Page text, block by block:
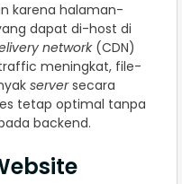
karena halaman-
dapat di-host di
network(CDN)
meningkat, file-
serversecara
tetap optimal tanpa
backend.